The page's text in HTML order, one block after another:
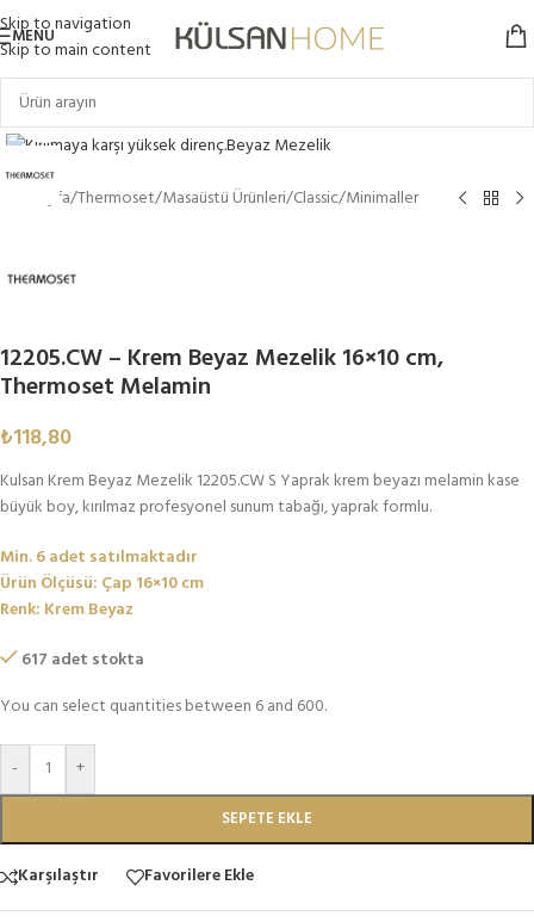
Skip to navigation
Skip to main content
MENU
Click to enlarge
Ana Sayfa/Thermoset/Masaüstü Ürünleri/Classic/Minimaller
12205.CW – Krem Beyaz Mezelik 16×10 cm,
Thermoset Melamin
₺118,80
Kulsan Krem Beyaz Mezelik 12205.CW S Yaprak krem beyazı melamin kase
büyük boy, kırılmaz profesyonel sunum tabağı, yaprak formlu.
Min. 6 adet satılmaktadır
Ürün Ölçüsü: Çap 16×10 cm
Renk: Krem Beyaz
617 adet stokta
You can select quantities between 6 and 600.
- +
SEPETE EKLE
Karşılaştır Favorilere Ekle